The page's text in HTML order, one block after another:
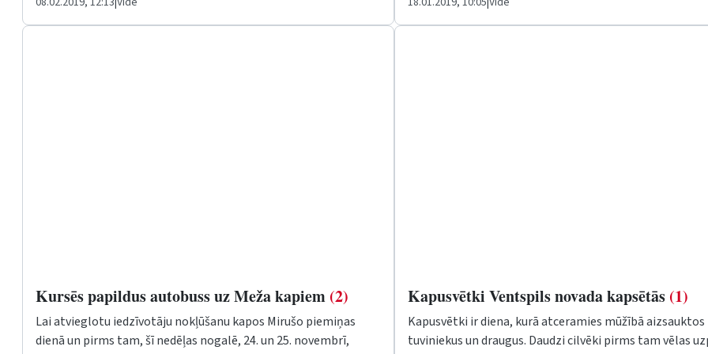
Kursēs papildus autobuss uz Meža kapiem (2)
Lai atvieglotu iedzīvotāju nokļūšanu kapos Mirušo piemiņas
dienā un pirms tam, šī nedēļas nogalē, 24. un 25. novembrī,
Kapusvētki Ventspils novada kapsētās (1)
Kapusvētki ir diena, kurā atceramies mūžībā aizsauktos
tuviniekus un draugus. Daudzi cilvēki pirms tam vēlas